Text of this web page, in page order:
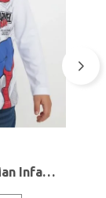
Camiseta Spider Man Infantil Para Menino - BRANCO